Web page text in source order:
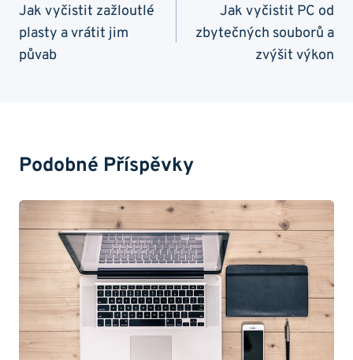
Pro
Příspěvek
Jak vyčistit zažloutlé
plasty a vrátit jim
půvab
Jak vyčistit PC od
zbytečných souborů a
zvýšit výkon
Podobné Příspěvky